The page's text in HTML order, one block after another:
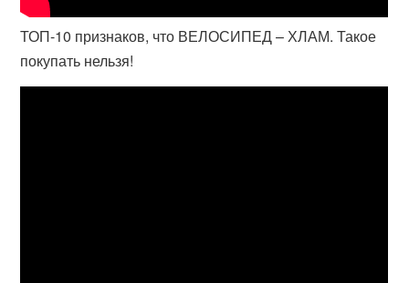
ТОП-10 признаков, что ВЕЛОСИПЕД – ХЛАМ. Такое
покупать нельзя!